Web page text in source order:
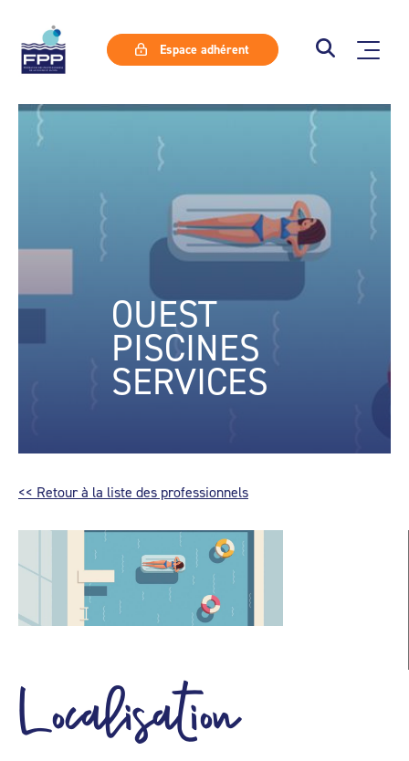
Espace adhérent
OUEST
PISCINES
SERVICES
<< Retour à la liste des professionnels
Localisation